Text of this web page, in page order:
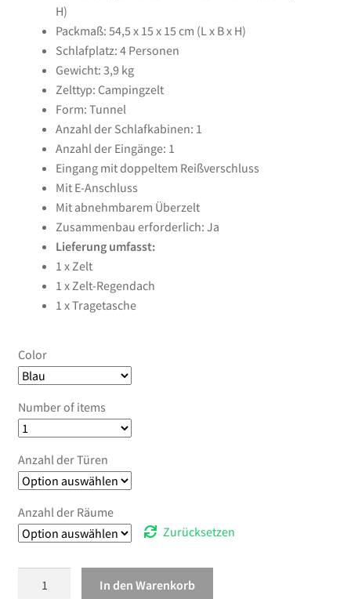
H)
Packmaß: 54,5 x 15 x 15 cm (L x B x H)
Schlafplatz: 4 Personen
Gewicht: 3,9 kg
Zelttyp: Campingzelt
Form: Tunnel
Anzahl der Schlafkabinen: 1
Anzahl der Eingänge: 1
Eingang mit doppeltem Reißverschluss
Mit E-Anschluss
Mit abnehmbarem Überzelt
Zusammenbau erforderlich: Ja
Lieferung umfasst:
1 x Zelt
1 x Zelt-Regendach
1 x Tragetasche
Color
Number of items
Anzahl der Türen
Anzahl der Räume
Zurücksetzen
In den Warenkorb